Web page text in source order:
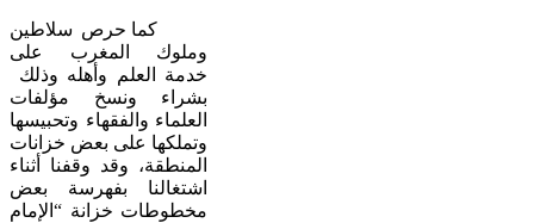
كما حرص سلاطين
وملوك المغرب على
خدمة العلم وأهله وذلك
بشراء ونسخ مؤلفات
العلماء والفقهاء وتحبيسها
وتملكها على بعض خزانات
المنطقة، وقد وقفنا أثناء
اشتغالنا بفهرسة بعض
مخطوطات خزانة “الإمام